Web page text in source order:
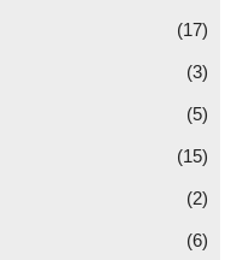
(17)
(3)
(5)
(15)
(2)
(6)